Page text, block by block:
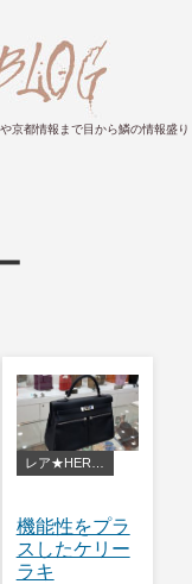
京都情報まで目から鱗の情報盛り
機能性をプラ
スしたケリー
ラキ